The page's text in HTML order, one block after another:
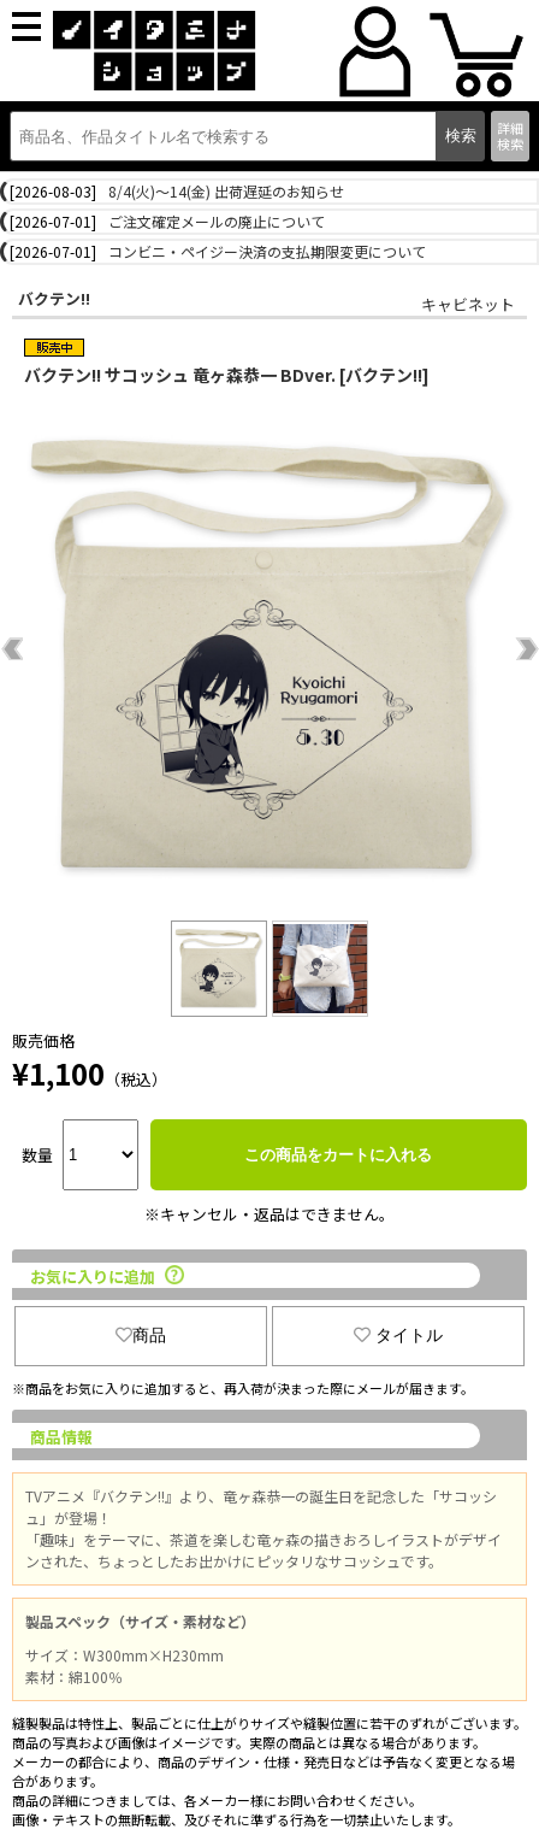
詳細
検索
[2026-08-03]
8/4(火)～14(金) 出荷遅延のお知らせ
[2026-07-01]
ご注文確定メールの廃止について
[2026-07-01]
コンビニ・ペイジー決済の支払期限変更について
バクテン!! キャビネット
バクテン!! サコッシュ 竜ヶ森恭一 BDver. [バクテン!!]
販売価格
¥1,100 （税込）
数量 この商品をカートに入れる
※キャンセル・返品はできません。
お気に入りに追加
商品 タイトル
※商品をお気に入りに追加すると、再入荷が決まった際にメールが届きます。
商品情報
TVアニメ『バクテン!!』より、竜ヶ森恭一の誕生日を記念した「サコッシ
ュ」が登場！
「趣味」をテーマに、茶道を楽しむ竜ヶ森の描きおろしイラストがデザイ
ンされた、ちょっとしたお出かけにピッタリなサコッシュです。
製品スペック（サイズ・素材など）
サイズ：W300mm×H230mm
素材：綿100％
縫製製品は特性上、製品ごとに仕上がりサイズや縫製位置に若干のずれがございます。
商品の写真および画像はイメージです。実際の商品とは異なる場合があります。
メーカーの都合により、商品のデザイン・仕様・発売日などは予告なく変更となる場
合があります。
商品の詳細につきましては、各メーカー様にお問い合わせください。
画像・テキストの無断転載、及びそれに準ずる行為を一切禁止いたします。